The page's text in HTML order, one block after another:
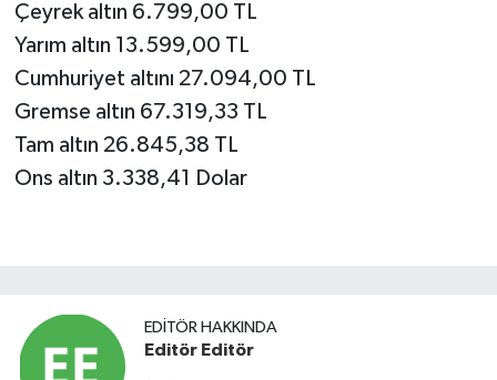
Çeyrek altın 6.799,00 TL
Yarım altın 13.599,00 TL
Cumhuriyet altını 27.094,00 TL
Gremse altın 67.319,33 TL
Tam altın 26.845,38 TL
Ons altın 3.338,41 Dolar
EDITÖR HAKKINDA
Editör Editör